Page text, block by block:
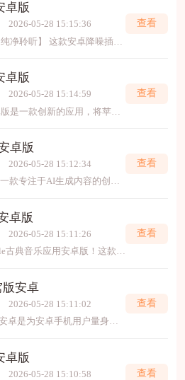
卓版
2026-05-28 15:15:36
【降噪神器，纯净聆听】 这款安卓降噪插件智能识别环境噪音，一键消除通话、录音中的杂音干扰，让人声清晰突出。操作简单，实时处理，高效省电。无论是线上会议、录音采访还是日常通
查看
卓版
2026-05-28 15:14:59
苹果芯片安卓版是一款创新的应用，将苹果芯片的高效性能模拟至安卓平台。它优化了运行速度与能耗管理，带来更流畅的使用体验。欢迎下载探索，感受跨越系统的技术融合，畅享高效便携
查看
卓版
2026-05-28 15:12:34
蘑菇mogu2是一款专注于AI生成内容的创新工具，凭借先进的深度学习技术，为用户提供高效、精准的文本、图像及多模态内容创作服务。其核心优势在于强大的自然语言处理能力，可快速
查看
卓版
2026-05-28 15:11:26
欢迎下载Apple古典音乐应用安卓版！这款应用专为古典乐爱好者设计，提供海量高质量录音、详细曲目信息与智能搜索，助您轻松探索古典世界。无论是资深乐迷还是入门新手，都能在这里
查看
版安卓
2026-05-28 15:11:02
iwatch蜂窝版安卓是为安卓手机用户量身打造的智能手表。它不仅拥有iwatch的时尚设计与丰富功能，更支持独立蜂窝网络连接。即使手机不在身边，您也能随时接打电话、收发信息，并享
查看
卓版
2026-05-28 15:10:58
查看